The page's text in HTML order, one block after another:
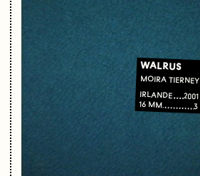
WALRUS
MOIRA TIERNEY
IRLANDE 2001
16 MM 3